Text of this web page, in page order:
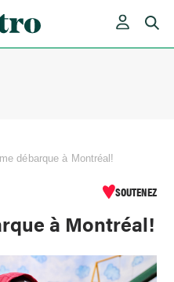
débarque à Montréal!
SOUTENEZ
à Montréal!